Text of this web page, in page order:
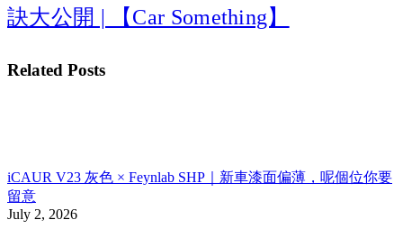
訣大公開 | 【Car Something】
Related Posts
iCAUR V23 灰色 × Feynlab SHP｜新車漆面偏薄，呢個位你要
留意
July 2, 2026